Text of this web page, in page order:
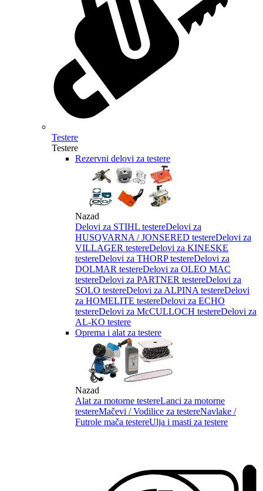
Testere
Testere
Rezervni delovi za testere
Nazad
Delovi za STIHL testereDelovi za
HUSQVARNA / JONSERED testereDelovi za
VILLAGER testereDelovi za KINESKE
testereDelovi za THORP testereDelovi za
DOLMAR testereDelovi za OLEO MAC
testereDelovi za PARTNER testereDelovi za
SOLO testereDelovi za ALPINA testereDelovi
za HOMELITE testereDelovi za ECHO
testereDelovi za McCULLOCH testereDelovi za
AL-KO testere
Oprema i alat za testere
Nazad
Alat za motorne testereLanci za motorne
testereMačevi / Vodilice za testereNavlake /
Futrole mača testereUlja i masti za testere